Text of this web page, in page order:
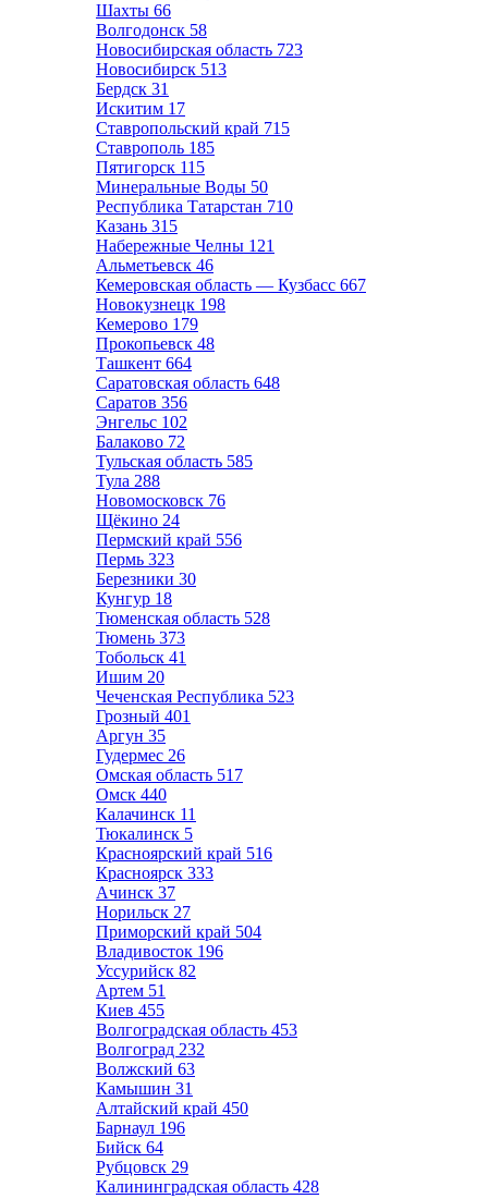
Шахты 66
Волгодонск 58
Новосибирская область 723
Новосибирск 513
Бердск 31
Искитим 17
Ставропольский край 715
Ставрополь 185
Пятигорск 115
Минеральные Воды 50
Республика Татарстан 710
Казань 315
Набережные Челны 121
Альметьевск 46
Кемеровская область — Кузбасс 667
Новокузнецк 198
Кемерово 179
Прокопьевск 48
Ташкент 664
Саратовская область 648
Саратов 356
Энгельс 102
Балаково 72
Тульская область 585
Тула 288
Новомосковск 76
Щёкино 24
Пермский край 556
Пермь 323
Березники 30
Кунгур 18
Тюменская область 528
Тюмень 373
Тобольск 41
Ишим 20
Чеченская Республика 523
Грозный 401
Аргун 35
Гудермес 26
Омская область 517
Омск 440
Калачинск 11
Тюкалинск 5
Красноярский край 516
Красноярск 333
Ачинск 37
Норильск 27
Приморский край 504
Владивосток 196
Уссурийск 82
Артем 51
Киев 455
Волгоградская область 453
Волгоград 232
Волжский 63
Камышин 31
Алтайский край 450
Барнаул 196
Бийск 64
Рубцовск 29
Калининградская область 428